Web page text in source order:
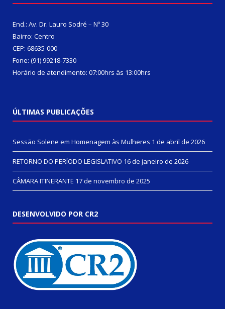
End.: Av. Dr. Lauro Sodré – Nº 30
Bairro: Centro
CEP: 68635-000
Fone: (91) 99218-7330
Horário de atendimento: 07:00hrs às 13:00hrs
ÚLTIMAS PUBLICAÇÕES
Sessão Solene em Homenagem às Mulheres 1 de abril de 2026
RETORNO DO PERÍODO LEGISLATIVO 16 de janeiro de 2026
CÂMARA ITINERANTE 17 de novembro de 2025
DESENVOLVIDO POR CR2